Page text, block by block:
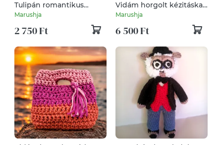
Tulipán romantikus
horgolt kosárka
bármitartó csokitartó
Marushja
2 750 Ft
Vidám horgolt kézitáska,
koktéltáska
Marushja
6 500 Ft